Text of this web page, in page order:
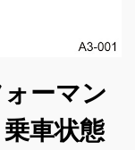
ーマン
車状態